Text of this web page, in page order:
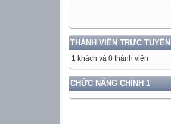
THÀNH VIÊN TRỰC TUYẾN
1 khách và 0 thành viên
CHỨC NĂNG CHÍNH 1